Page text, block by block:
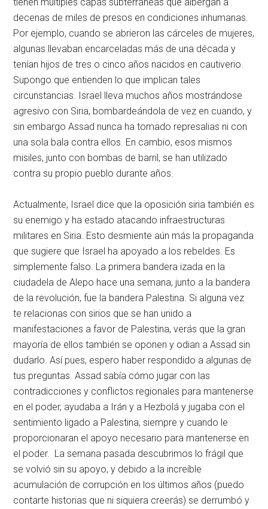
decenas de miles de presos en condiciones inhumanas.
Por ejemplo, cuando se abrieron las cárceles de mujeres,
algunas llevaban encarceladas más de una década y
tenían hijos de tres o cinco años nacidos en cautiverio.
Supongo que entienden lo que implican tales
circunstancias. Israel lleva muchos años mostrándose
agresivo con Siria, bombardeándola de vez en cuando, y
sin embargo Assad nunca ha tomado represalias ni con
una sola bala contra ellos. En cambio, esos mismos
misiles, junto con bombas de barril, se han utilizado
contra su propio pueblo durante años.
Actualmente, Israel dice que la oposición siria también es
su enemigo y ha estado atacando infraestructuras
militares en Siria. Esto desmiente aún más la propaganda
que sugiere que Israel ha apoyado a los rebeldes. Es
simplemente falso. La primera bandera izada en la
ciudadela de Alepo hace una semana, junto a la bandera
de la revolución, fue la bandera Palestina. Si alguna vez
te relacionas con sirios que se han unido a
manifestaciones a favor de Palestina, verás que la gran
mayoría de ellos también se oponen y odian a Assad sin
dudarlo. Así pues, espero haber respondido a algunas de
tus preguntas. Assad sabía cómo jugar con las
contradicciones y conflictos regionales para mantenerse
en el poder, ayudaba a Irán y a Hezbolá y jugaba con el
sentimiento ligado a Palestina, siempre y cuando le
proporcionaran el apoyo necesario para mantenerse en
el poder. La semana pasada descubrimos lo frágil que
se volvió sin su apoyo, y debido a la increíble
acumulación de corrupción en los últimos años (puedo
contarte historias que ni siquiera creerás) se derrumbó y